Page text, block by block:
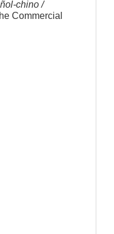
chino /
Commercial